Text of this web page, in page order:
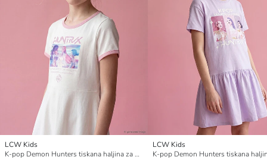
LCW Kids
K-pop Demon Hunters tiskana haljina za djevojčice
LCW Kids